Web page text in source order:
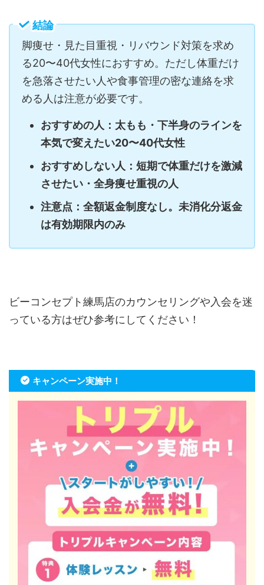
結論
脚痩せ・見た目重視・リバウンド対策を求め
る20〜40代女性におすすめ。ただし体重だけ
を急落させたい人や食事管理の密な連絡を求
める人は注意が必要です。
おすすめの人：太もも・下半身のラインを
本気で変えたい20〜40代女性
おすすめしない人：短期で体重だけを激減
させたい・全身痩せ重視の人
注意点：全額返金制度なし。未消化分返金
は有効期限内のみ
ビーコンセプト練馬店のカウンセリングや入会を迷
っている方はぜひ参考にしてください！
キャンペーン実施中！